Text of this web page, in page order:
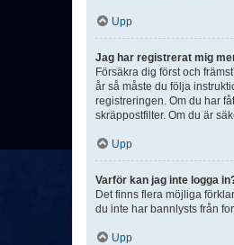
Upp
Jag har registrerat mig
Försäkra dig först och
år så måste du följa
registreringen. Om du har
skräppostfilter. Om du är
Upp
Varför kan jag inte logga
Det finns flera möjliga
du inte har bannlysts från
Upp